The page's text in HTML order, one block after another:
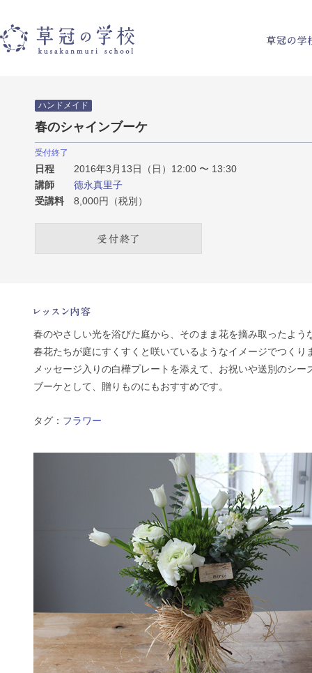
ハンドメイド
春のシャインブーケ
受付終了
日程
2016年3月13日（日）12:00 〜 13:30
講師
徳永真里子
受講料
8,000円（税別）
春のやさしい光を浴びた庭から、そのまま花を摘み取ったよう
春花たちが庭にすくすくと咲いているようなイメージでつくり
メッセージ入りの白樺プレートを添えて、お祝いや送別のシ
ブーケとして、贈りものにもおすすめです。
タグ： フラワー